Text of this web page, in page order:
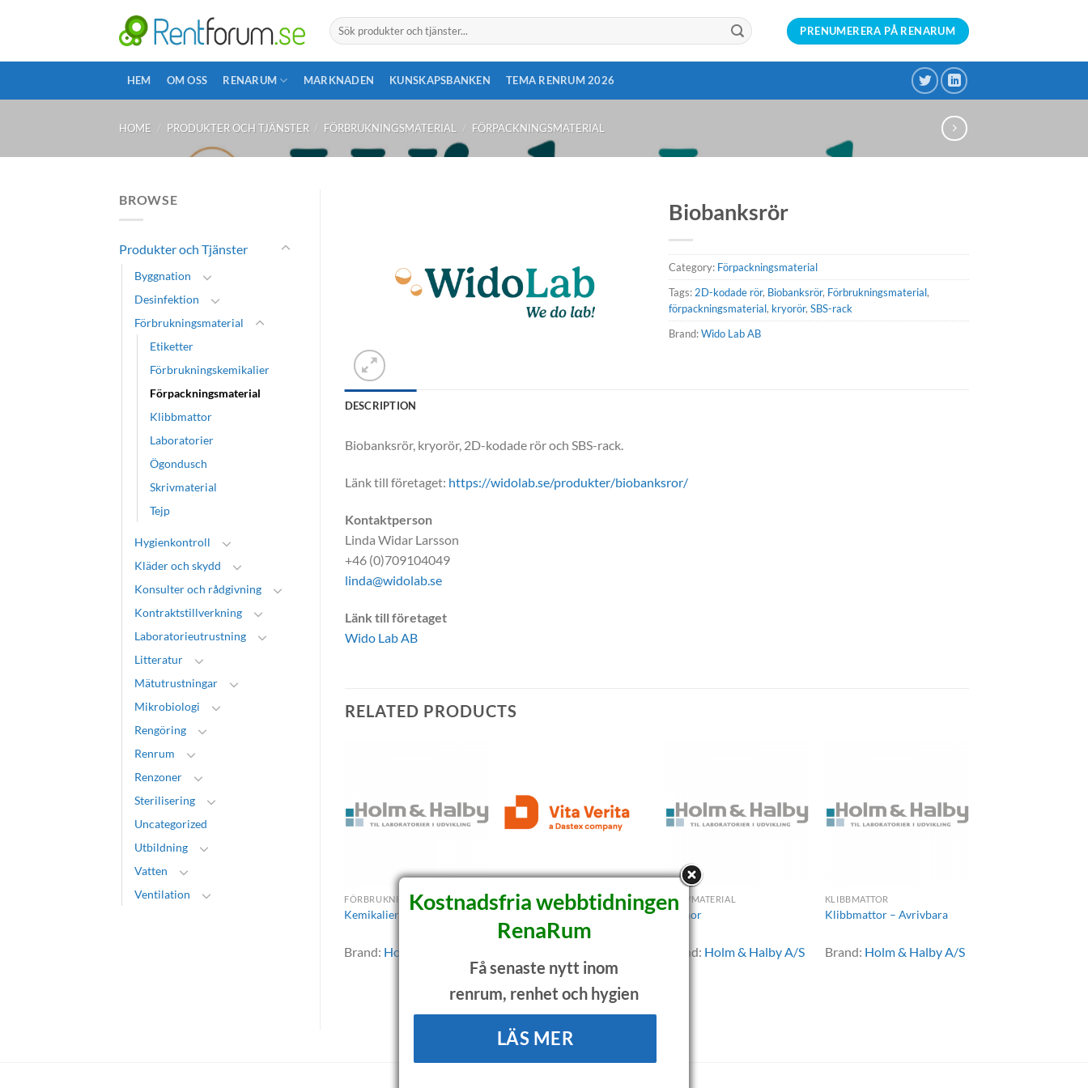
Search
for:
PRENUMERERA PÅ RENARUM
HEM OM OSS RENARUM MARKNADEN KUNSKAPSBANKEN TEMA RENRUM 2026
HOME / PRODUKTER OCH TJÄNSTER / FÖRBRUKNINGSMATERIAL / FÖRPACKNINGSMATERIAL
BROWSE
Produkter och Tjänster
Byggnation
Desinfektion
Förbrukningsmaterial
Etiketter
Förbrukningskemikalier
Förpackningsmaterial
Klibbmattor
Laboratorier
Ögondusch
Skrivmaterial
Tejp
Hygienkontroll
Kläder och skydd
Konsulter och rådgivning
Kontraktstillverkning
Laboratorieutrustning
Litteratur
Mätutrustningar
Mikrobiologi
Rengöring
Renrum
Renzoner
Sterilisering
Uncategorized
Utbildning
Vatten
Ventilation
Biobanksrör
Category: Förpackningsmaterial
Tags: 2D-kodade rör, Biobanksrör, Förbrukningsmaterial,
förpackningsmaterial, kryorör,SBS-rack
Brand:Wido Lab AB
DESCRIPTION
Biobanksrör, kryorör, 2D-kodade rör och SBS-rack.
Länk till företaget: https://widolab.se/produkter/biobanksror/
Kontaktperson
Linda Widar Larsson
+46 (0)709104049
linda@widolab.se
Länk till företaget
Wido Lab AB
RELATED PRODUCTS
FÖRBRUKNINGSKEMIKALIER
Kemikalier
Brand: Holm & Halby A/S
SKRIVMATERIAL
Skrivarpapper och
kopieringspapper för
renrum
Vita Verita AB
SKRIVMATERIAL
Pennor
Brand: Holm & Halby A/S
KLIBBMATTOR
Klibbmattor – Avrivbara
Brand: Holm & Halby A/S
FÖRPACKNINGSMATERIAL
Kostnadsfria webbtidningen
RenaRum
Få senaste nytt inom
renrum, renhet och hygien
LÄS MER